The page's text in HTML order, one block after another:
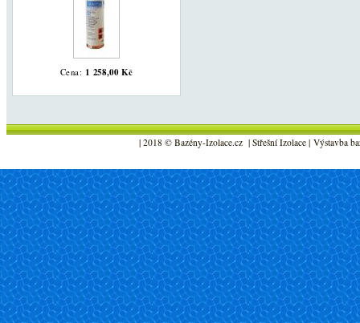
Cena: 1 258,00 Kč
| 2018 © Bazény-Izolace.cz | Střešní Izolace | Výstavba